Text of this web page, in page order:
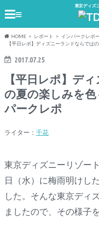
東京ディズ
≡
HOME レポート
インパークレポ
【平日レポ】ディズニーランドならでは
2017.07.25
【平日レポ】デ
の夏の楽しみを
パークレポ
ライター： 千花
東京ディズニーリゾー
日（水）に梅雨明けし
した。そんな東京ディ
ましたので、その様子